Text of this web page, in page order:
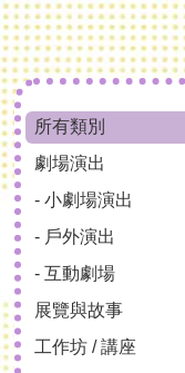
所有類別
劇場演出
- 小劇場演出
- 戶外演出
- 互動劇場
展覽與故事
工作坊 / 講座